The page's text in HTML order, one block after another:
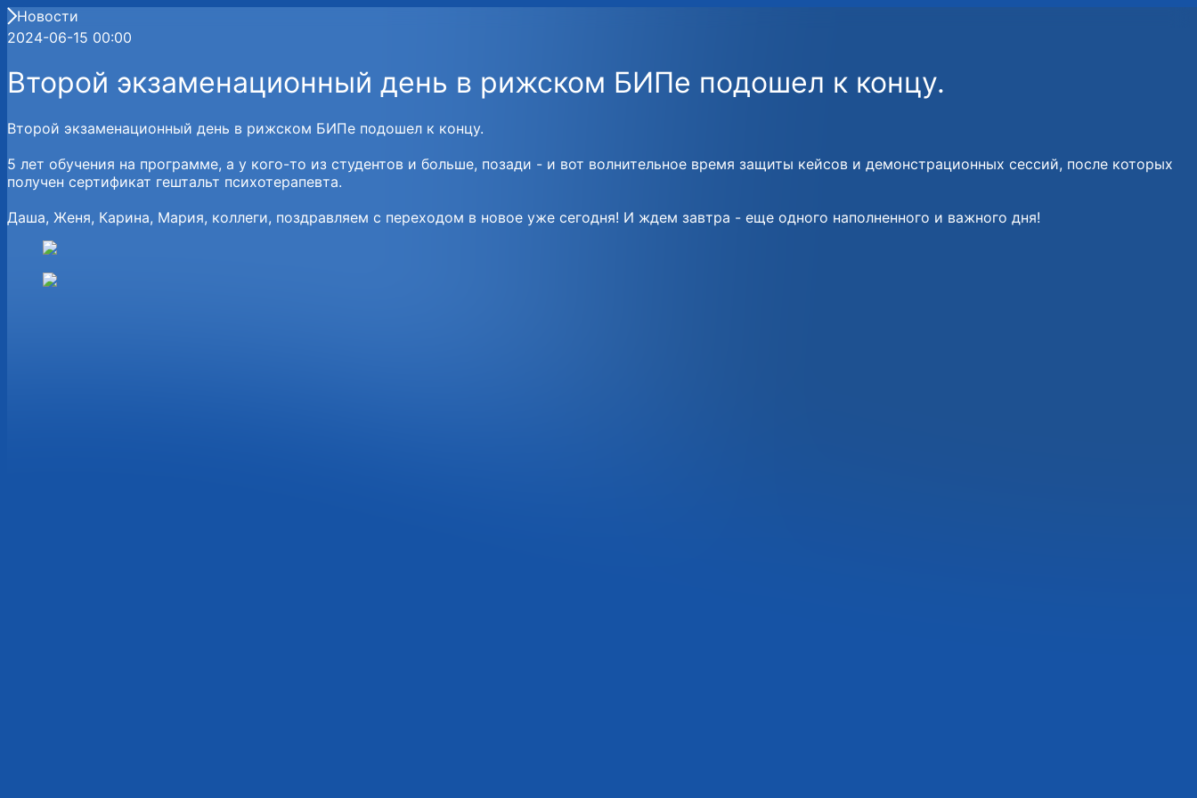
Новости
2024-06-15 00:00
Второй экзаменационный день в рижском БИПе подошел к концу.
Второй экзаменационный день в рижском БИПе подошел к концу.
5 лет обучения на программе, а у кого-то из студентов и больше, позади - и вот волнительное время защиты кейсов и демонстрационных сессий, после которых
получен сертификат гештальт психотерапевта.
Даша, Женя, Карина, Мария, коллеги, поздравляем с переходом в новое уже сегодня! И ждем завтра - еще одного наполненного и важного дня!